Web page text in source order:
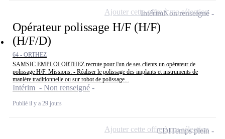
Opérateur polissage H/F (H/F)
(H/F/D)
64 - ORTHEZ
SAMSIC EMPLOI ORTHEZ recrute pour l'un de ses clients un opérateur de
polissage H/F. Missions: - Réaliser le polissage des implants et instruments de
manière traditionnelle ou sur robot de polissage...
Intérim - Non renseigné
Publié il y a 29 jours
IntérimNon renseigné
Ajouter cette offre à ma sélection
CDITemps plein
Ajouter cette offre à ma sélection